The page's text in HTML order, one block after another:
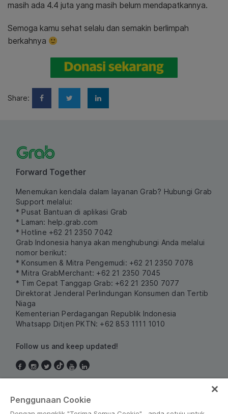
masih ada 4.4 juta yang masih belum mendapatkannya.
Semoga kamu sehat selalu dan semakin berlimpah
berkahnya
Share:
Forward Together
Menemukan kendala dalam layanan Grab? Hubungi Grab
Support melalui:
* Pusat Bantuan di aplikasi Grab
* Laman: help.grab.com
* Hotline +62 21 2350 7042
Grab Indonesia hanya akan menghubungi Anda melalui
nomor berikut:
* Konsumen & Mitra Pengemudi: +62 21 2350 7078
* Mitra GrabMerchant: +62 21 2350 7045
* Tim Cepat Tanggap Grab: +62 21 2350 7077
Direktorat Jenderal Perlindungan Konsumen dan Tertib
Niaga
Kementerian Perdagangan Republik Indonesia
Whatsapp Ditjen PKTN: +62 853 1111 1010
Follow us and keep updated!
Penggunaan Cookie